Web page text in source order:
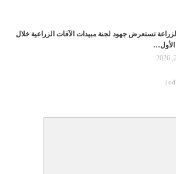
تستعرض جهود لجنة مبيدات الآفات الزراعية خلال